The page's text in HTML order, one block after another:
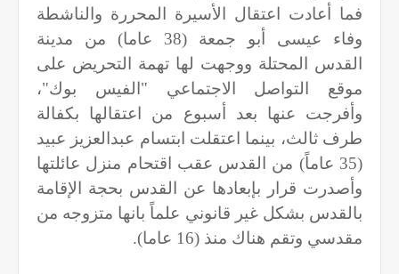
فما أعادت اعتقال الأسيرة المحررة والناشطة
وفاء عيسى أبو جمعة (38 عاما) من مدينة
القدس المحتلة ووجهت لها تهمة التحريض على
موقع التواصل الاجتماعي "الفيس بوك"،
وأفرجت عنها بعد أسبوع من اعتقالها بكفالة
طرف ثالث، بينما اعتقلت ابتسام عبدالعزيز عبيد
(35 عاماً) من القدس عقب اقتحام منزل عائلتها
وأصدرت قرار بإبعادها عن القدس بحجة الإقامة
بالقدس بشكل غير قانوني علماً بانها متزوجه من
مقدسي وتقم هناك منذ (16 عاما).